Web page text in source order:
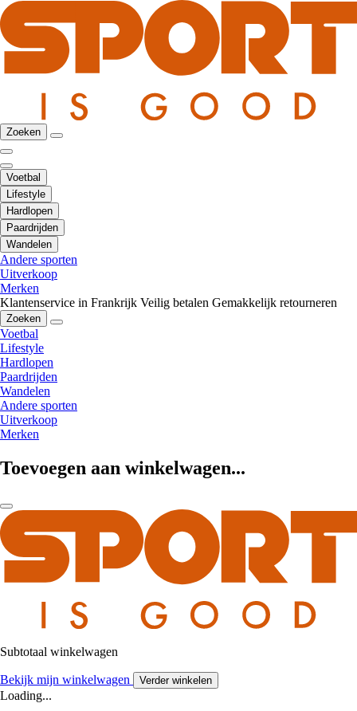
Zoeken
Voetbal
Lifestyle
Hardlopen
Paardrijden
Wandelen
Andere sporten
Uitverkoop
Merken
Klantenservice in Frankrijk Veilig betalen Gemakkelijk retourneren
Zoeken
Voetbal
Lifestyle
Hardlopen
Paardrijden
Wandelen
Andere sporten
Uitverkoop
Merken
Toevoegen aan winkelwagen...
Subtotaal winkelwagen
Bekijk mijn winkelwagen Verder winkelen
Loading...